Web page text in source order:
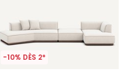
-10% DÈS 2*